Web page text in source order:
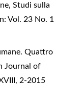
, Studi sulla
Vol. 23 No. 1
Quattro
Journal of
2-2015